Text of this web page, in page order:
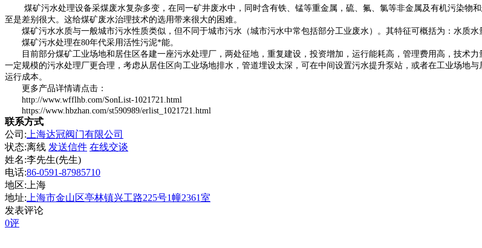
煤矿污水处理设备采煤废水复杂多变，在同一矿井废水中，同时含有铁、锰等重金属，硫、氟、氯等非金属及有机污染物
至是差别很大。这给煤矿废水治理技术的选用带来很大的困难。
煤矿污水水质与一般城市污水性质类似，但不同于城市污水（城市污水中常包括部分工业废水）。其特征可概括为：水质水
煤矿污水处理在80年代采用活性污泥*能。
目前部分煤矿工业场地和居住区各建一座污水处理厂，两处征地，重复建设，投资增加，运行能耗高，管理费用高，技术
一定规模的污水处理厂更合理，考虑从居住区向工业场地排水，管道埋设太深，可在中间设置污水提升泵站，或者在工业场地
运行成本。
更多产品详情请点击：
http://www.wfflhb.com/SonList-1021721.html
https://www.hbzhan.com/st590989/erlist_1021721.html
联系方式
公司: 上海达冠阀门有限公司
状态:离线 发送信件 在线交谈
姓名:李先生(先生)
电话:86-0591-87985710
地区:上海
地址: 上海市金山区亭林镇兴工路225号1幢2361室
发表评论
0评